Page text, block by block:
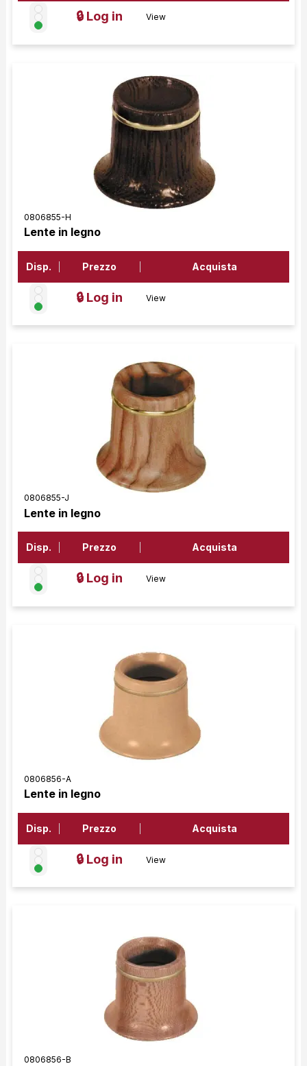
🔒 Log in View
0806855-H
Lente in legno
Disp. Prezzo Acquista
🔒 Log in View
0806855-J
Lente in legno
Disp. Prezzo Acquista
🔒 Log in View
0806856-A
Lente in legno
Disp. Prezzo Acquista
🔒 Log in View
0806856-B